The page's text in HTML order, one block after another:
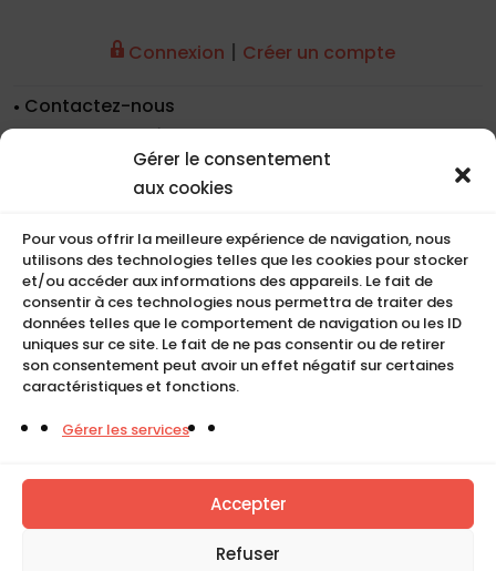
Gérer le consentement
aux cookies
Pour vous offrir la meilleure expérience de navigation, nous
utilisons des technologies telles que les cookies pour stocker
et/ou accéder aux informations des appareils. Le fait de
consentir à ces technologies nous permettra de traiter des
données telles que le comportement de navigation ou les ID
uniques sur ce site. Le fait de ne pas consentir ou de retirer
son consentement peut avoir un effet négatif sur certaines
caractéristiques et fonctions.
Gérer les services
Accepter
Refuser
Connexion | Créer un compte
Contactez-nous
Nos coordonnées
Nos références
Recrutement
CGU
Mentions légales
Politique de cookies (UE)
COMPACT
5, Rue Ambroise Croizat
95195 BP30523
Goussainville Cedex Val d’Oise France.